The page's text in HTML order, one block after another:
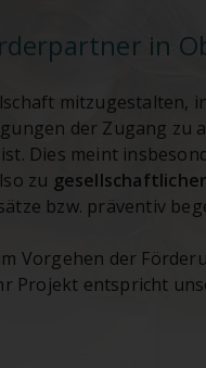
in
mitzugestalten,
der Zugang zu
Dies meint
zu
bzw. präventiv
Vorgehen der
Projekt entspricht